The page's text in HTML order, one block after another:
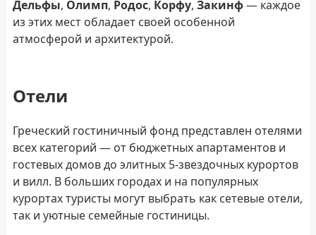
Дельфы, Олимп, Родос, Корфу, Закинф— каждое
из этих мест обладает своей особенной
атмосферой и архитектурой.
Отели
Греческий гостиничный фонд представлен отелями
всех категорий — от бюджетных апартаментов и
гостевых домов до элитных 5-звездочных курортов
и вилл. В больших городах и на популярных
курортах туристы могут выбрать как сетевые отели,
так и уютные семейные гостиницы.